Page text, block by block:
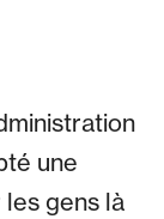
une
gens là